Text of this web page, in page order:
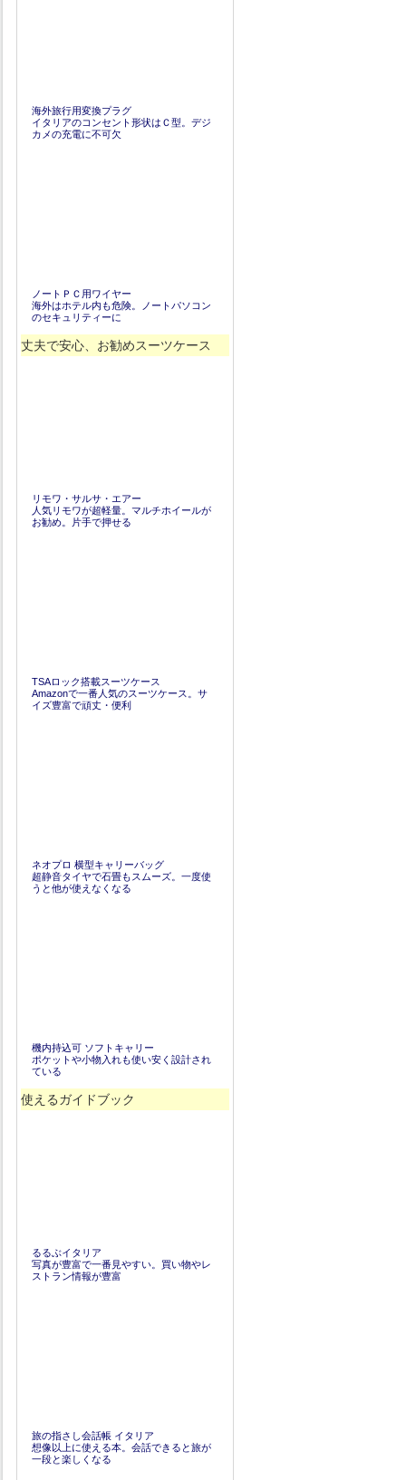
海外旅行用変換プラグ
イタリアのコンセント形状はＣ型。デジ
カメの充電に不可欠
ノートＰＣ用ワイヤー
海外はホテル内も危険。ノートパソコン
のセキュリティーに
丈夫で安心、お勧めスーツケース
リモワ・サルサ・エアー
人気リモワが超軽量。マルチホイールが
お勧め。片手で押せる
TSAロック搭載スーツケース
Amazonで一番人気のスーツケース。サ
イズ豊富で頑丈・便利
ネオプロ 横型キャリーバッグ
超静音タイヤで石畳もスムーズ。一度使
うと他が使えなくなる
機内持込可 ソフトキャリー
ポケットや小物入れも使い安く設計され
ている
使えるガイドブック
るるぶイタリア
写真が豊富で一番見やすい。買い物やレ
ストラン情報が豊富
旅の指さし会話帳 イタリア
想像以上に使える本。会話できると旅が
一段と楽しくなる